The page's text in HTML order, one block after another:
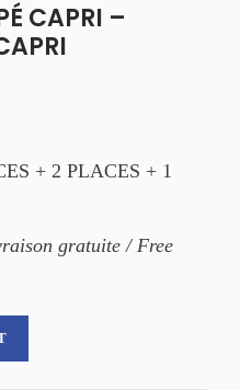
CAPRI –
+ 2 PLACES + 1
gratuite / Free